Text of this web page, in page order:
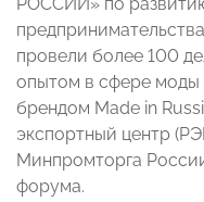
провели более 100
опытом в сфере
брендом Made in
экспортный центр
Минпромторга
форума.